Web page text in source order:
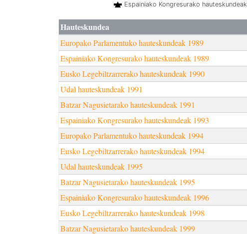
Espainiako Kongresurako hauteskundeak
Hauteskundea
Europako Parlamentuko hauteskundeak 1989
Espainiako Kongresurako hauteskundeak 1989
Eusko Legebiltzarrerako hauteskundeak 1990
Udal hauteskundeak 1991
Batzar Nagusietarako hauteskundeak 1991
Espainiako Kongresurako hauteskundeak 1993
Europako Parlamentuko hauteskundeak 1994
Eusko Legebiltzarrerako hauteskundeak 1994
Udal hauteskundeak 1995
Batzar Nagusietarako hauteskundeak 1995
Espainiako Kongresurako hauteskundeak 1996
Eusko Legebiltzarrerako hauteskundeak 1998
Batzar Nagusietarako hauteskundeak 1999